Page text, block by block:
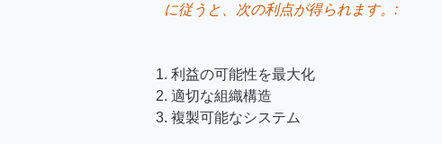
に従うと、次の利点が得られます。:
利益の可能性を最大化
適切な組織構造
複製可能なシステム